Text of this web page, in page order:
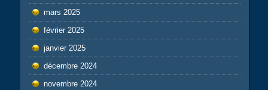
mars 2025
février 2025
janvier 2025
décembre 2024
novembre 2024